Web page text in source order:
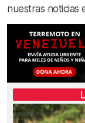
nuestras noticias